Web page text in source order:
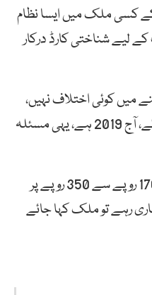
کے کسی ملک میں ایسا نظام
لیے شناختی کارڈ درکار
میں کوئی اختلاف نہیں،
بے نظیر بھٹو نے سیلز ٹیکس لگائے، آج 2019 ہے، یہی مسئلہ
ان کا کہنا تھا کہ مرغی کا ریٹ 170 روپے سے 350 روپے پر
رہے تو ملک کہا جائے